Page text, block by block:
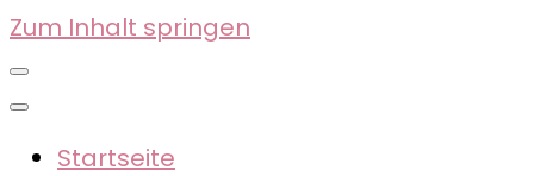
Zum Inhalt springen
Startseite